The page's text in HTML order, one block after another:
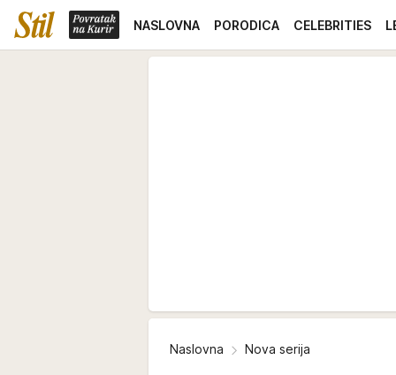
NASLOVNA PORODICA CELEBRITIES
Naslovna Nova serija